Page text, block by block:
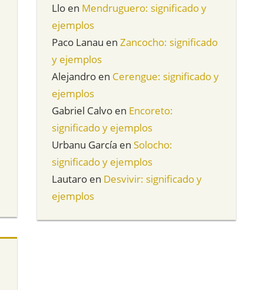
Llo en Mendruguero: significado y
ejemplos
Paco Lanau enZancocho: significado
y ejemplos
Alejandro en Cerengue: significado y
ejemplos
Gabriel Calvo en Encoreto:
significado y ejemplos
Urbanu García enSolocho:
significado y ejemplos
Lautaro en Desvivir: significado y
ejemplos